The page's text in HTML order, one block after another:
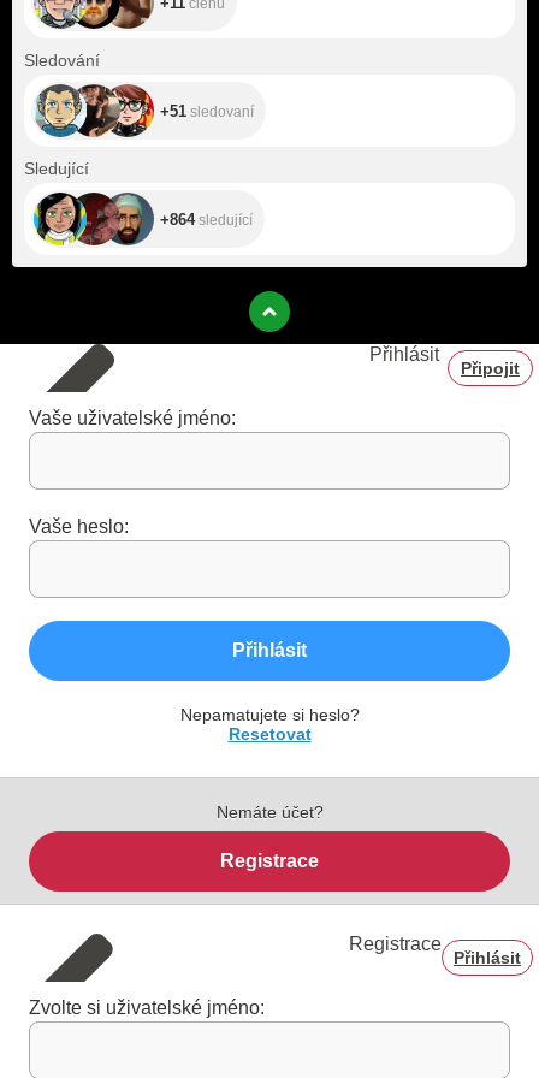
Sledování
+51 sledovaní
Sledující
+864sledující
Přihlásit
Připojit
Vaše uživatelské jméno:
Vaše heslo:
Přihlásit
Nepamatujete si heslo?
Resetovat
Nemáte účet?
Registrace
Registrace
Přihlásit
Zvolte si uživatelské jméno: